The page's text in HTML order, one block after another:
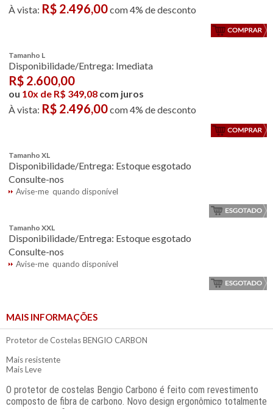
À vista: R$ 2.496,00com 4% de desconto
Tamanho L
Disponibilidade/Entrega: Imediata
R$ 2.600,00
ou 10x de R$ 349,08 com juros
À vista: R$ 2.496,00com 4% de desconto
Tamanho XL
Disponibilidade/Entrega: Estoque esgotado
Consulte-nos
Avise-me quando disponível
Tamanho XXL
Disponibilidade/Entrega: Estoque esgotado
Consulte-nos
Avise-me quando disponível
MAIS INFORMAÇÕES
Protetor de Costelas BENGIO CARBON
Mais resistente
Mais Leve
O protetor de costelas Bengio Carbono é feito com revestimento
composto de fibra de carbono. Novo design ergonômico totalmente